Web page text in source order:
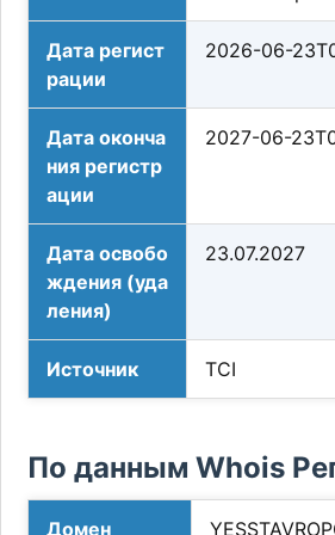
Дата регист
рации
2026-06-
Дата оконча
ния регистр
ации
2027-06-
Дата освобо
ждения (уда
ления)
23.07.2027
Источник TCI
По данным Whois
Домен